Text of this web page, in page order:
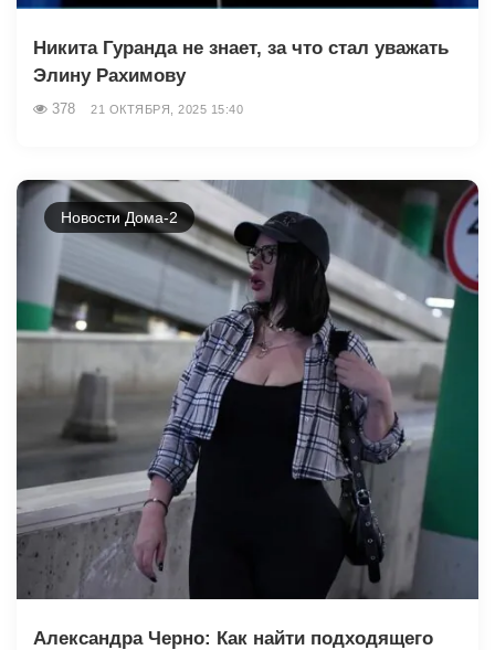
Никита Гуранда не знает, за что стал уважать
Элину Рахимову
378 21 ОКТЯБРЯ, 2025 15:40
Новости Дома-2
Александра Черно: Как найти подходящего